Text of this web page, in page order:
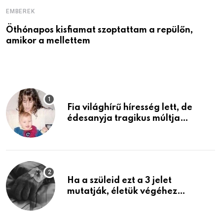
EMBEREK
Öthónapos kisfiamat szoptattam a repülőn,
amikor a mellettem
Fia világhírű híresség lett, de
édesanyja tragikus múltja
Ha a szüleid ezt a 3 jelet
mutatják, életük végéhez